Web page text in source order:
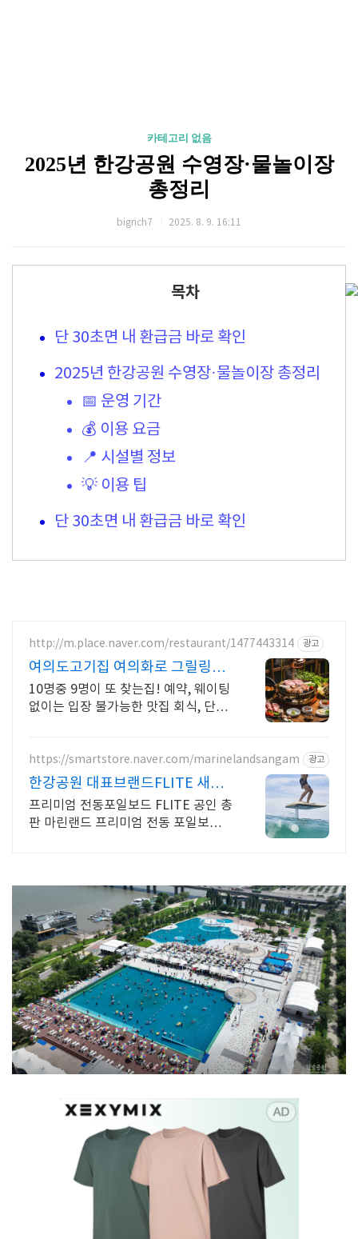
카테고리 없음
2025년 한강공원 수영장·물놀이장
총정리
bigrich7 2025. 8. 9. 16:11
목차
단 30초면 내 환급금 바로 확인
2025년 한강공원 수영장·물놀이장 총정리
📅 운영 기간
💰 이용 요금
📍 시설별 정보
💡 이용 팁
단 30초면 내 환급금 바로 확인
http://m.place.naver.com/restaurant/1477443314 광고
여의도고기집 여의화로 그릴링서
비스, 대나무숲 힐링
10명중 9명이 또 찾는집! 예약, 웨이팅
없이는 입장 불가능한 맛집 회식, 단체
https://smartstore.naver.com/marinelandsangam 광고
한강공원 대표브랜드FLITE 새로
운 수상레저를 찾는다면?
프리미엄 전동포일보드 FLITE 공인 총
판 마린랜드 프리미엄 전동 포일보드